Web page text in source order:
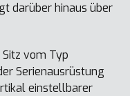
darüber hinaus über
vom Typ
Serienausrüstung
einstellbarer